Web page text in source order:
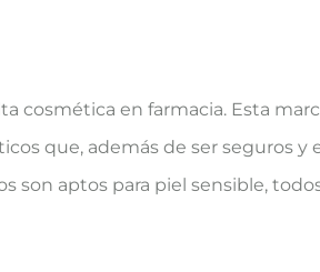
cosmética en farmacia. Esta
que, además de ser seguros y
son aptos para piel sensible,